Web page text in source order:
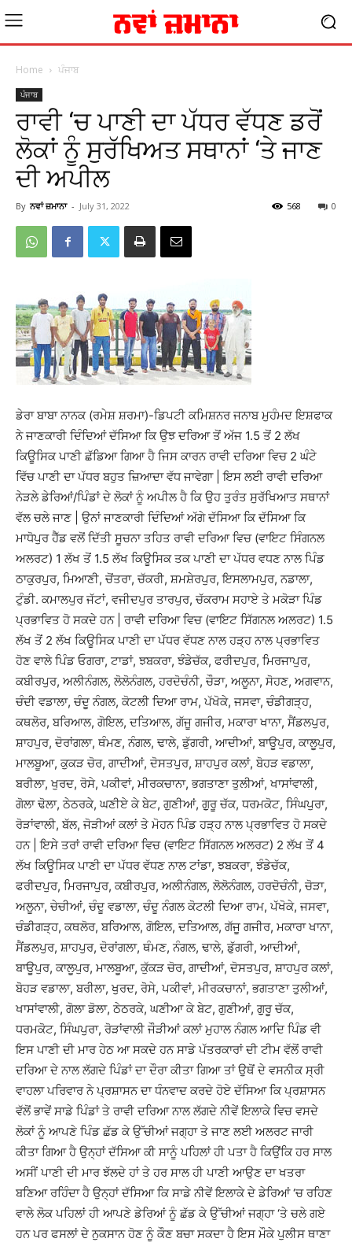
Home ਪੰਜਾਬ
ਪੰਜਾਬ
ਰਾਵੀ ‘ਚ ਪਾਣੀ ਦਾ ਪੱਧਰ ਵੱਧਣ ਡਰੋਂ
ਲੋਕਾਂ ਨੂੰ ਸੁਰੱਖਿਅਤ ਸਥਾਨਾਂ ‘ਤੇ ਜਾਣ
ਦੀ ਅਪੀਲ
By ਨਵਾਂ ਜ਼ਮਾਨਾ - July 31, 2022 0
568
ਡੇਰਾ ਬਾਬਾ ਨਾਨਕ (ਰਮੇਸ਼ ਸ਼ਰਮਾ)-ਡਿਪਟੀ ਕਮਿਸ਼ਨਰ ਜਨਾਬ ਮੁਹੰਮਦ ਇਸ਼ਫਾਕ
ਨੇ ਜਾਣਕਾਰੀ ਦਿੰਦਿਆਂ ਦੱਸਿਆ ਕਿ ਉਝ ਦਰਿਆ ਤੋਂ ਅੱਜ 1.5 ਤੋਂ 2 ਲੱਖ
ਕਿਊਸਿਕ ਪਾਣੀ ਛੱਡਿਆ ਗਿਆ ਹੈ ਜਿਸ ਕਾਰਨ ਰਾਵੀ ਦਰਿਆ ਵਿਚ 2 ਘੰਟੇ
ਵਿੱਚ ਪਾਣੀ ਦਾ ਪੱਧਰ ਬਹੁਤ ਜ਼ਿਆਦਾ ਵੱਧ ਜਾਵੇਗਾ | ਇਸ ਲਈ ਰਾਵੀ ਦਰਿਆ
ਨੇੜਲੇ ਡੇਰਿਆਂ/ਪਿੰਡਾਂ ਦੇ ਲੋਕਾਂ ਨੂੰ ਅਪੀਲ ਹੈ ਕਿ ਉਹ ਤੁਰੰਤ ਸੁਰੱਖਿਆਤ ਸਥਾਨਾਂ
ਵੱਲ ਚਲੇ ਜਾਣ | ਉਨਾਂ ਜਾਣਕਾਰੀ ਦਿੰਦਿਆਂ ਅੱਗੇ ਦੱਸਿਆ ਕਿ ਦੱਸਿਆ ਕਿ
ਮਾਧੋਪੁਰ ਹੈੱਡ ਵਲੋਂ ਦਿੱਤੀ ਸੂਚਨਾ ਤਹਿਤ ਰਾਵੀ ਦਰਿਆ ਵਿਚ (ਵਾਇਟ ਸਿੰਗਨਲ
ਅਲਰਟ) 1 ਲੱਖ ਤੋਂ 1.5 ਲੱਖ ਕਿਊਸਿਕ ਤਕ ਪਾਣੀ ਦਾ ਪੱਧਰ ਵਧਣ ਨਾਲ ਪਿੰਡ
ਠਾਕੁਰਪੁਰ, ਮਿਆਣੀ, ਚੋਂਤਰਾ, ਚੱਕਰੀ, ਸ਼ਮਸ਼ੇਰਪੁਰ, ਇਸਲਾਮਪੁਰ, ਨਡਾਲਾ,
ਟੁੰਡੀ. ਕਮਾਲਪੁਰ ਜੱਟਾਂ, ਵਜੀਦਪੁਰ ਤਾਰਪੁਰ, ਚੱਕਰਾਮ ਸਹਾਏ ਤੇ ਮਕੋੜਾ ਪਿੰਡ
ਪ੍ਰਭਾਵਿਤ ਹੋ ਸਕਦੇ ਹਨ | ਰਾਵੀ ਦਰਿਆ ਵਿਚ (ਵਾਇਟ ਸਿੱਗਨਲ ਅਲਰਟ) 1.5
ਲੱਖ ਤੋਂ 2 ਲੱਖ ਕਿਊਸਿਕ ਪਾਣੀ ਦਾ ਪੱਧਰ ਵੱਧਣ ਨਾਲ ਹੜ੍ਹ ਨਾਲ ਪ੍ਰਭਾਵਿਤ
ਹੋਣ ਵਾਲੇ ਪਿੰਡ ਓਗਰਾ, ਟਾਡਾਂ, ਝਬਕਰਾ, ਝੰਡੇਚੱਕ, ਫਰੀਦਪੁਰ, ਮਿਰਜਾਪੁਰ,
ਕਬੀਰਪੁਰ, ਅਲੀਨੰਗਲ, ਲੋਲੋਨੰਗਲ, ਹਰਦੋਚੰਨੀ, ਚੌੜਾ, ਅਲੂਨਾ, ਸੋਹਣ, ਅਗਵਾਨ,
ਚੰਦੀ ਵਡਾਲਾ, ਚੰਦੂ ਨੰਗਲ, ਕੋਟਲੀ ਦਿਆ ਰਾਮ, ਪੱਖੋਕੇ, ਜਸਵਾ, ਚੰਡੀਗੜ੍ਹ,
ਕਥਲੋਰ, ਬਰਿਆਲ, ਗੋਇਲ, ਦਤਿਆਲ, ਗੱਜੂ ਗਜੀਰ, ਮਕਾਰਾ ਖਾਨਾ, ਸੈਂਡਲਪੁਰ,
ਸ਼ਾਹਪੁਰ, ਦੋਰਾਂਗਲਾ, ਥੰਮਣ, ਨੰਗਲ, ਢਾਲੇ, ਡੁੱਗਰੀ, ਆਦੀਆਂ, ਬਾਊਪੁਰ, ਕਾਲੂਪੁਰ,
ਮਾਲਬੂਆ, ਕੁਕੜ ਚੋਰ, ਗਾਦੀਆਂ, ਦੋਸਤਪੁਰ, ਸ਼ਾਹਪੁਰ ਕਲਾਂ, ਬੋਹੜ ਵਡਾਲਾ,
ਬਰੀਲਾ, ਖੁਰਦ, ਰੋਸੇ, ਪਕੀਵਾਂ, ਮੀਰਕਚਾਨਾ, ਭਗਤਾਣਾ ਤੁਲੀਆਂ, ਖਾਸਾਂਵਾਲੀ,
ਗੋਲਾ ਢੋਲਾ, ਠੇਠਰਕੇ, ਘਣੀਏ ਕੇ ਬੇਟ, ਗੁਣੀਆਂ, ਗੁੁਰੂ ਚੱਕ, ਧਰਮਕੋਟ, ਸਿੰਘਪੁਰਾ,
ਰੋੜਾਂਵਾਲੀ, ਬੱਲ, ਜੋੜੀਆਂ ਕਲਾਂ ਤੇ ਮੋਹਨ ਪਿੰਡ ਹੜ੍ਹ ਨਾਲ ਪ੍ਰਭਾਵਿਤ ਹੋ ਸਕਦੇ
ਹਨ | ਇਸੇ ਤਰਾਂ ਰਾਵੀ ਦਰਿਆ ਵਿਚ (ਵਾਇਟ ਸਿੱਗਨਲ ਅਲਰਟ) 2 ਲੱਖ ਤੋਂ 4
ਲੱਖ ਕਿਊਸਿਕ ਪਾਣੀ ਦਾ ਪੱਧਰ ਵੱਧਣ ਨਾਲ ਟਾਂਡਾ, ਝਬਕਰਾ, ਝੰਡੇਚੱਕ,
ਫਰੀਦਪੁਰ, ਮਿਰਜਾਪੁਰ, ਕਬੀਰਪੁਰ, ਅਲੀਨੰਗਲ, ਲੋਲੋਨੰਗਲ, ਹਰਦੋਚੰਨੀ, ਚੋੜਾ,
ਅਲੂਨਾ, ਚੇਚੀਆਂ, ਚੰਦੂ ਵਡਾਲਾ, ਚੰਦੂ ਨੰਗਲ ਕੋਟਲੀ ਦਿਆ ਰਾਮ, ਪੱਖੋਕੇ, ਜਸਵਾ,
ਚੰਡੀਗੜ੍ਹ, ਕਥਲੋਰ, ਬਰਿਆਲ, ਗੋਇਲ, ਦਤਿਆਲ, ਗੱਜੂ ਗਜੀਰ, ਮਕਾਰਾ ਖਾਨਾ,
ਸੈਂਡਲਪੁਰ, ਸ਼ਾਹਪੁਰ, ਦੋਰਾਂਗਲਾ, ਥੰਮਣ, ਨੰਗਲ, ਢਾਲੇ, ਡੁੱਗਰੀ, ਆਦੀਆਂ,
ਬਾਊਪੁਰ, ਕਾਲੂਪੁਰ, ਮਾਲਬੂਆ, ਕੁੱਕੜ ਚੋਰ, ਗਾਦੀਆਂ, ਦੋਸਤਪੁਰ, ਸ਼ਾਹਪੁਰ ਕਲਾਂ,
ਬੋਹੜ ਵਡਾਲਾ, ਬਰੀਲਾ, ਖੁਰਦ, ਰੋਸੇ, ਪਕੀਵਾਂ, ਮੀਰਕਚਾਨਾਂ, ਭਗਤਾਣਾ ਤੁਲੀਆਂ,
ਖਾਸਾਂਵਾਲੀ, ਗੋਲਾ ਡੋਲਾ, ਠੇਠਰਕੇ, ਘਣੀਆ ਕੇ ਬੇਟ, ਗੁਣੀਆਂ, ਗੁੁਰੂ ਚੱਕ,
ਧਰਮਕੋਟ, ਸਿੰਘਪੁਰਾ, ਰੋੜਾਂਵਾਲੀ ਜੌੜੀਆਂ ਕਲਾਂ ਮੁਹਾਲ ਨੰਗਲ ਆਦਿ ਪਿੰਡ ਵੀ
ਇਸ ਪਾਣੀ ਦੀ ਮਾਰ ਹੇਠ ਆ ਸਕਦੇ ਹਨ ਸਾਡੇ ਪੱਤਰਕਾਰਾਂ ਦੀ ਟੀਮ ਵੱਲੋਂ ਰਾਵੀ
ਦਰਿਆ ਦੇ ਨਾਲ ਲੱਗਦੇ ਪਿੰਡਾਂ ਦਾ ਦੌਰਾ ਕੀਤਾ ਗਿਆ ਤਾਂ ਉਥੋਂ ਦੇ ਵਸਨੀਕ ਸ੍ਰੀ
ਵਾਹਲਾ ਪਰਿਵਾਰ ਨੇ ਪ੍ਰਸ਼ਾਸਨ ਦਾ ਧੰਨਵਾਦ ਕਰਦੇ ਹੋਏ ਦੱਸਿਆ ਕਿ ਪ੍ਰਸ਼ਾਸਨ
ਵੱਲੋਂ ਭਾਵੇਂ ਸਾਡੇ ਪਿੰਡਾਂ ਤੇ ਰਾਵੀ ਦਰਿਆ ਨਾਲ ਲੱਗਦੇ ਨੀਵੇਂ ਇਲਾਕੇ ਵਿਚ ਵਸਦੇ
ਲੋਕਾਂ ਨੂੰ ਆਪਣੇ ਪਿੰਡ ਛੱਡ ਕੇ ਉੱਚੀਆਂ ਜਗ੍ਹਾ ਤੇ ਜਾਣ ਲਈ ਅਲਰਟ ਜਾਰੀ
ਕੀਤਾ ਗਿਆ ਹੈ ਉਨ੍ਹਾਂ ਦੱਸਿਆ ਕੀ ਸਾਨੂੰ ਪਹਿਲਾਂ ਹੀ ਪਤਾ ਹੈ ਕਿਉਂਕਿ ਹਰ ਸਾਲ
ਅਸੀਂ ਪਾਣੀ ਦੀ ਮਾਰ ਝੱਲਦੇ ਹਾਂ ਤੇ ਹਰ ਸਾਲ ਹੀ ਪਾਣੀ ਆਉਣ ਦਾ ਖਤਰਾ
ਬਣਿਆ ਰਹਿੰਦਾ ਹੈ ਉਨ੍ਹਾਂ ਦੱਸਿਆ ਕਿ ਸਾਡੇ ਨੀਵੇਂ ਇਲਾਕੇ ਦੇ ਡੇਰਿਆਂ ‘ਚ ਰਹਿਣ
ਵਾਲੇ ਲੋਕ ਪਹਿਲਾਂ ਹੀ ਆਪਣੇ ਡੇਰਿਆਂ ਨੂੰ ਛੱਡ ਕੇ ਉੱਚੀਆਂ ਜਗ੍ਹਾ ‘ਤੇ ਚਲੇ ਗਏ
ਹਨ ਪਰ ਫਸਲਾਂ ਦੇ ਨੁਕਸਾਨ ਹੋਣ ਨੂੰ ਕੌਣ ਬਚਾ ਸਕਦਾ ਹੈ ਇਸ ਮੌਕੇ ਪੁਲੀਸ ਥਾਣਾ